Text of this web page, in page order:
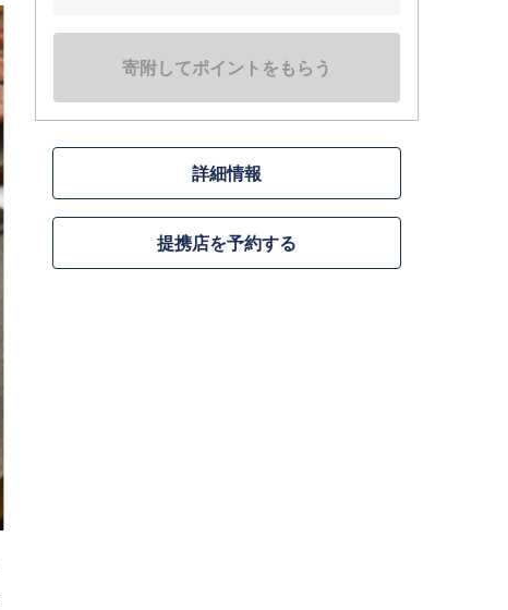
寄附してポイントをもらう
詳細情報
提携店を予約する